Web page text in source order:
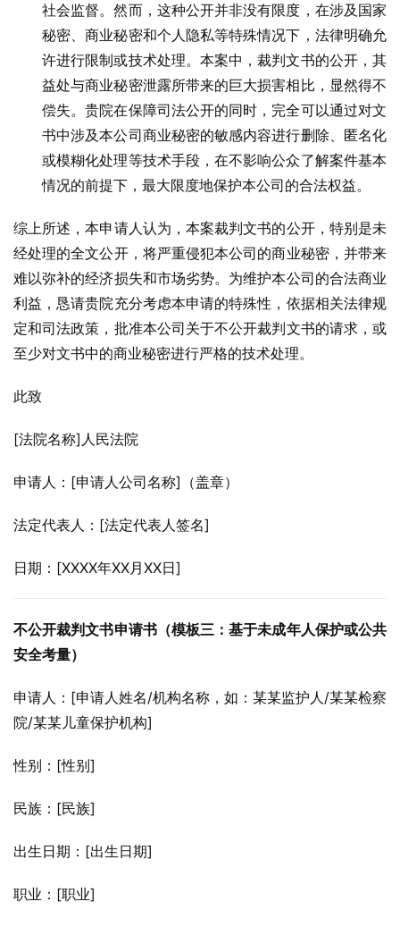
社会监督。然而，这种公开并非没有限度，在涉及国家
秘密、商业秘密和个人隐私等特殊情况下，法律明确允
许进行限制或技术处理。本案中，裁判文书的公开，其
益处与商业秘密泄露所带来的巨大损害相比，显然得不
偿失。贵院在保障司法公开的同时，完全可以通过对文
书中涉及本公司商业秘密的敏感内容进行删除、匿名化
或模糊化处理等技术手段，在不影响公众了解案件基本
情况的前提下，最大限度地保护本公司的合法权益。
综上所述，本申请人认为，本案裁判文书的公开，特别是未
经处理的全文公开，将严重侵犯本公司的商业秘密，并带来
难以弥补的经济损失和市场劣势。为维护本公司的合法商业
利益，恳请贵院充分考虑本申请的特殊性，依据相关法律规
定和司法政策，批准本公司关于不公开裁判文书的请求，或
至少对文书中的商业秘密进行严格的技术处理。
此致
[法院名称]人民法院
申请人：[申请人公司名称]（盖章）
法定代表人：[法定代表人签名]
日期：[XXXX年XX月XX日]
不公开裁判文书申请书（模板三：基于未成年人保护或公共
安全考量）
申请人：[申请人姓名/机构名称，如：某某监护人/某某检察
院/某某儿童保护机构]
性别：[性别]
民族：[民族]
出生日期：[出生日期]
职业：[职业]